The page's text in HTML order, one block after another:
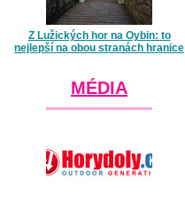
Z Lužických hor na Oybin: to
nejlepší na obou stranách hranice
MÉDIA